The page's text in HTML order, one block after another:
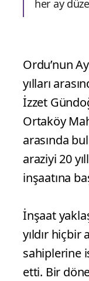
her ay
Ordu’nun
yılları
İzzet
Ortaköy
arasında
araziyi 20
inşaatına
İnşaat
yıldır hiçbir
sahiplerine
etti. Bir